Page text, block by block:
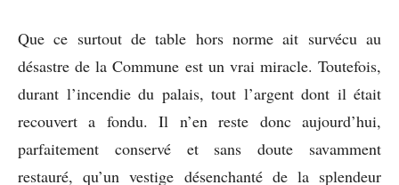
Que ce surtout de table hors norme ait survécu au
désastre de la Commune est un vrai miracle. Toutefois,
durant l’incendie du palais, tout l’argent dont il était
recouvert a fondu. Il n’en reste donc aujourd’hui,
parfaitement conservé et sans doute savamment
restauré, qu’un vestige désenchanté de la splendeur